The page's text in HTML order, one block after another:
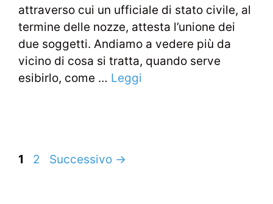
attraverso cui un ufficiale di stato civile, al
termine delle nozze, attesta l’unione dei
due soggetti. Andiamo a vedere più da
vicino di cosa si tratta, quando serve
esibirlo, come … Leggi
Navigazione
Pagina
1 Pagina
2 Successivo →